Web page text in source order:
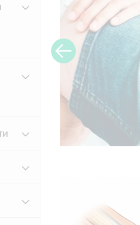
которые
мышцы,
также на
Подробнее